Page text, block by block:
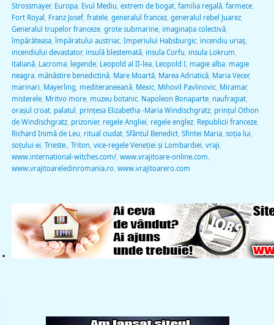
Strossmayer, Europa, Evul Mediu extrem de bogat, familia regală, farmece,
Fort Royal
Franz Josef, fratele, generalul francez, generalul rebel Juarez,
Generalul trupelor franceze, grote submarine, imaginaţia colectivă,
împărăteasa,împăratului austriac, Imperiului Habsburgic, incendiu uriaş,
incendiului devastator, insulă blestemată, insula Corfu insula Lokrum
italiană, Lacroma, legende, Leopold al II-lea, Leopold I, magie alba, magie
neagra, mănăstire benedictină, Mare Moartă, Marea Adriatică, Maria Vecer,
marinari Mayerling mediteraneeană, Mexic, Mihovil Pavlinovic, Miramar,
misterele, Mritvo more, muzeu botanic, Napoleon Bonaparte, naufragiat,
oraşul croat, palatul prinţesa Elizabetha -Maria Windischgratz, prinţul Othon
de Windischgratz, prizonier, regele Angliei regele englez, Republicii franceze,
Richard Inimă de Leu ritual ciudat, Sfântul Benedict, Sfintei Maria, soţia lui
soţului ei Trieste. Triton vice-regele Veneţiei şi Lombardiei vraji
www.international-witches.com/, www.vrajitoare-online.com
www.vrajitoareledinromania.ro, www.vrajitoarero.com